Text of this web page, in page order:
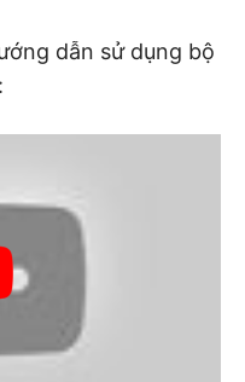
dẫn sử dụng bộ